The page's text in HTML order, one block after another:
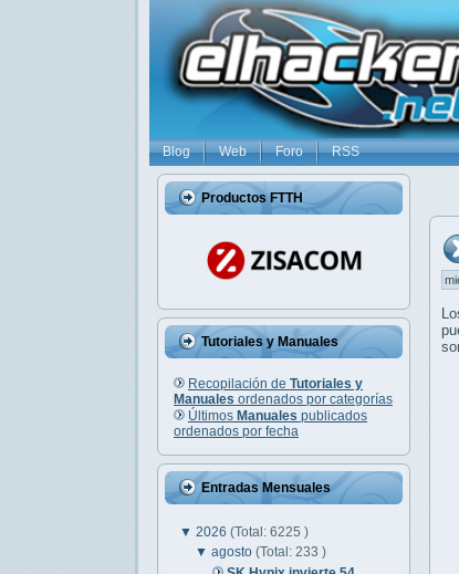
Blog Web Foro RSS
Productos FTTH
Tutoriales y Manuales
Recopilación de Tutoriales y
Manuales ordenados por categorías
Últimos Manuales publicados
ordenados por fecha
Entradas Mensuales
▼ 2026 (Total: 6225 )
▼agosto(Total: 233 )